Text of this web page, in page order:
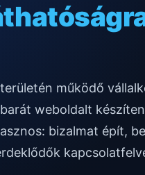
működő
weboldalt
bizalmat épít,